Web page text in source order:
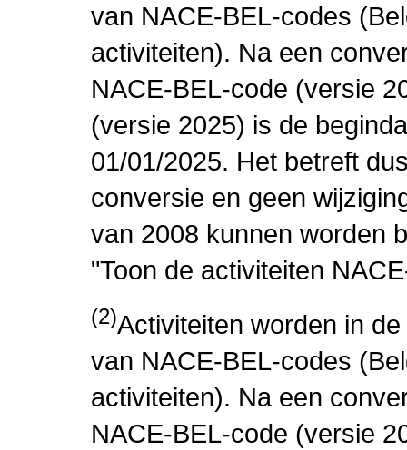
van NACE-BEL-codes
activiteiten). Na een
NACE-BEL-code (versie
(versie 2025) is de
01/01/2025. Het betreft
conversie en geen
van 2008 kunnen worden
"Toon de activiteiten
(2)Activiteiten worden in
van NACE-BEL-codes
activiteiten). Na een
NACE-BEL-code (versie